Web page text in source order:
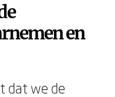
en
dat we de